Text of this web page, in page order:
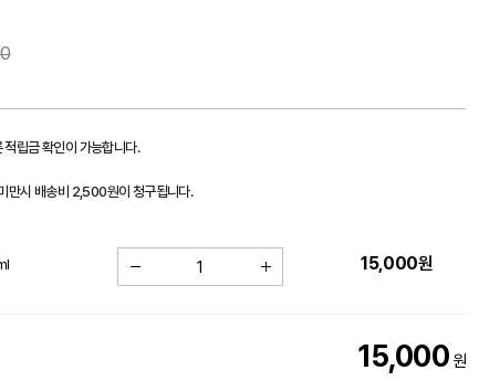
립금 확인이 가능합니다.
만시 배송비 2,500원이 청구됩니다.
15,000원
15,000 원